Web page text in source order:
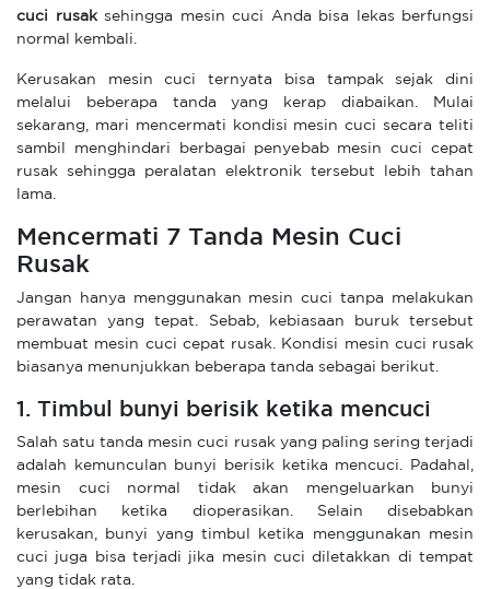
cuci rusaksehingga mesin cuci Anda bisa lekas berfungsi
normal kembali.
Kerusakan mesin cuci ternyata bisa tampak sejak dini
melalui beberapa tanda yang kerap diabaikan. Mulai
sekarang, mari mencermati kondisi mesin cuci secara teliti
sambil menghindari berbagai penyebab mesin cuci cepat
rusak sehingga peralatan elektronik tersebut lebih tahan
lama.
Mencermati 7 Tanda Mesin Cuci
Rusak
Jangan hanya menggunakan mesin cuci tanpa melakukan
perawatan yang tepat. Sebab, kebiasaan buruk tersebut
membuat mesin cuci cepat rusak. Kondisi mesin cuci rusak
biasanya menunjukkan beberapa tanda sebagai berikut.
1. Timbul bunyi berisik ketika mencuci
Salah satu tanda mesin cuci rusak yang paling sering terjadi
adalah kemunculan bunyi berisik ketika mencuci. Padahal,
mesin cuci normal tidak akan mengeluarkan bunyi
berlebihan ketika dioperasikan. Selain disebabkan
kerusakan, bunyi yang timbul ketika menggunakan mesin
cuci juga bisa terjadi jika mesin cuci diletakkan di tempat
yang tidak rata.